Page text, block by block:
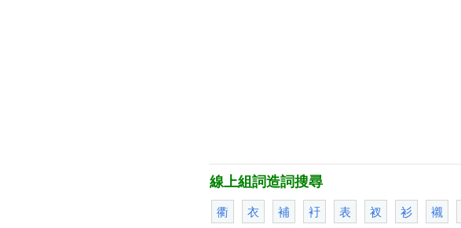
線上組詞造詞搜尋
衢
衣 補 衧 表 衩 衫 襯